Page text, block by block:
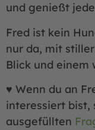
und genießt
Fred ist kein
nur da, mit
Blick und einem
♥ Wenn du an
interessiert bist,
ausgefüllten